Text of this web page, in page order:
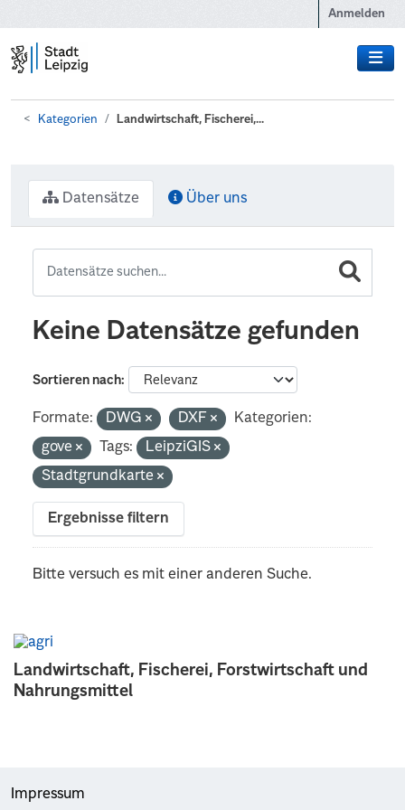
Anmelden
Kategorien Landwirtschaft, Fischerei,...
Landwirtschaft, Fischerei, Forstwirtschaft und
Nahrungsmittel
Datensätze Über uns
Keine Datensätze gefunden
Sortieren nach
Formate: DWG DXF
Kategorien:
gove
Tags:
LeipziGIS
Stadtgrundkarte
Ergebnisse filtern
Bitte versuch es mit einer anderen Suche.
Impressum